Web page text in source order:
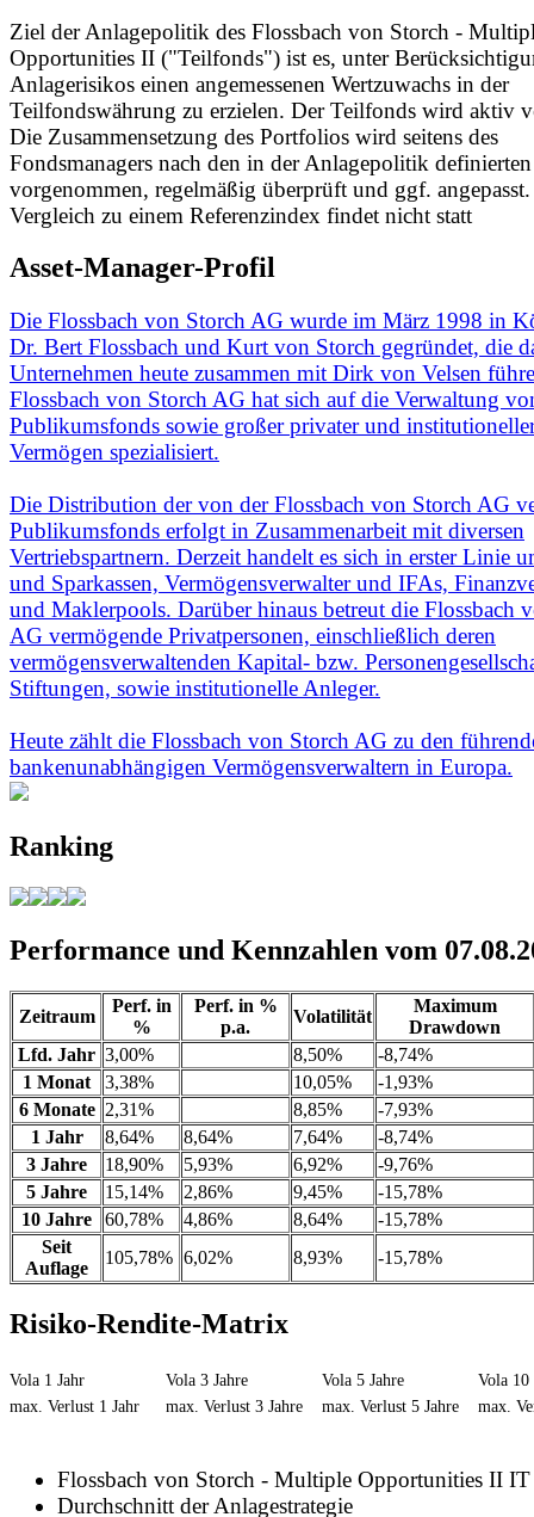
Ziel der Anlagepolitik des Flossbach von Storch -
Opportunities II ("Teilfonds") ist es, unter
Anlagerisikos einen angemessenen Wertzuwachs in der
Teilfondswährung zu erzielen. Der Teilfonds wird aktiv
Die Zusammensetzung des Portfolios wird seitens des
Fondsmanagers nach den in der Anlagepolitik
vorgenommen, regelmäßig überprüft und ggf.
Vergleich zu einem Referenzindex findet nicht statt
Asset-Manager-Profil
Die Flossbach von Storch AG wurde im März 1998 in
Dr. Bert Flossbach und Kurt von Storch gegründet, die
Unternehmen heute zusammen mit Dirk von Velsen
Flossbach von Storch AG hat sich auf die Verwaltung
Publikumsfonds sowie großer privater und
Vermögen spezialisiert.
Die Distribution der von der Flossbach von Storch AG
Publikumsfonds erfolgt in Zusammenarbeit mit diversen
Vertriebspartnern. Derzeit handelt es sich in erster Linie
und Sparkassen, Vermögensverwalter und IFAs,
und Maklerpools. Darüber hinaus betreut die Flossbach
AG vermögende Privatpersonen, einschließlich deren
vermögensverwaltenden Kapital- bzw.
Stiftungen, sowie institutionelle Anleger.
Heute zählt die Flossbach von Storch AG zu den
bankenunabhängigen Vermögensverwaltern in Europa.
Ranking
Performance und Kennzahlen vom
Zeitraum
Perf. in
%
Perf. in %
p.a.
Volatilität
Maximum
Drawdown
Lfd. Jahr 3,00% 8,50%
-8,74%
1 Monat
3,38% 10,05%
-1,93%
6 Monate 2,31% 8,85%
-7,93%
1 Jahr
8,64% 8,64% 7,64%
-8,74%
3 Jahre
18,90% 5,93% 6,92%
-9,76%
5 Jahre
15,14% 2,86% 9,45%
-15,78%
10 Jahre
60,78% 4,86% 8,64%
-15,78%
Seit
Auflage
105,78% 6,02% 8,93% -15,78%
Risiko-Rendite-Matrix
Vola 1 Jahr Vola 3 Jahre Vola 5 Jahre
Vola 10
max. Verlust 1 Jahr
max. Verlust 3 Jahre max. Verlust 5 Jahre max.
Flossbach von Storch - Multiple Opportunities II IT
Durchschnitt der Anlagestrategie